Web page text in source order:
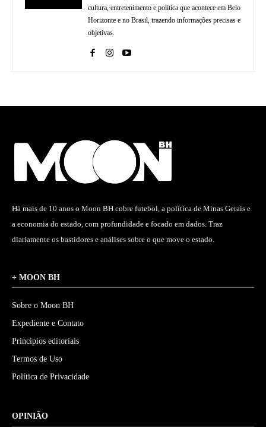
cultura, entretenimento e política que acontece em Belo
Horizonte e no Brasil, trazendo informações precisas e
objetivas.
Há mais de 10 anos o Moon BH cobre futebol, a política de Minas Gerais e
a economia do estado, com profundidade e focado em dados. Traz
diariamente os bastidores e análises sobre o que move o estado.
+ MOON BH
Sobre o Moon BH
Expediente e Contato
Princípios editoriais
Termos de Uso
Política de Privacidade
OPINIÃO